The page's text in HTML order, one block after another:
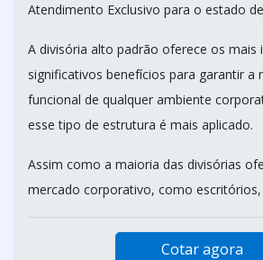
Atendimento Exclusivo para o estado
A divisória alto padrão oferece os mais
significativos benefícios para garantir a
funcional de qualquer ambiente
esse tipo de estrutura é mais aplicado.
Assim como a maioria das divisórias
mercado corporativo, como escritórios,
Cotar agora